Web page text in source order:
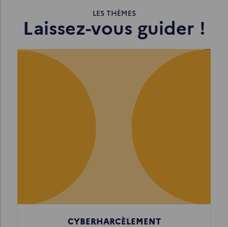
LES THÈMES
Laissez-vous guider !
CYBERHARCÈLEMENT